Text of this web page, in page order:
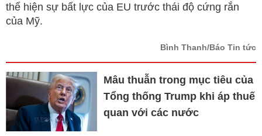
thể hiện sự bất lực của EU trước thái độ cứng rắn
của Mỹ.
Bình Thanh/Báo Tin tức
Mâu thuẫn trong mục tiêu của
Tổng thống Trump khi áp thuế
quan với các nước